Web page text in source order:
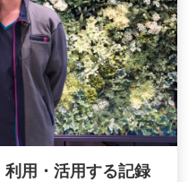
用・活用する記録